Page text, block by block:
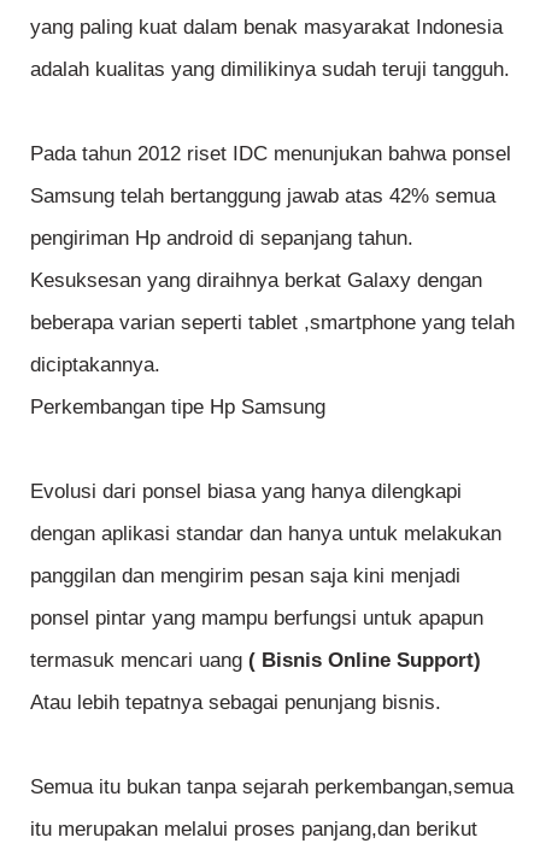
yang paling kuat dalam benak masyarakat Indonesia
adalah kualitas yang dimilikinya sudah teruji tangguh.
Pada tahun 2012 riset IDC menunjukan bahwa ponsel
Samsung telah bertanggung jawab atas 42% semua
pengiriman Hp android di sepanjang tahun.
Kesuksesan yang diraihnya berkat Galaxy dengan
beberapa varian seperti tablet ,smartphone yang telah
diciptakannya.
Perkembangan tipe Hp Samsung
Evolusi dari ponsel biasa yang hanya dilengkapi
dengan aplikasi standar dan hanya untuk melakukan
panggilan dan mengirim pesan saja kini menjadi
ponsel pintar yang mampu berfungsi untuk apapun
termasuk mencari uang ( Bisnis Online Support)
Atau lebih tepatnya sebagai penunjang bisnis.
Semua itu bukan tanpa sejarah perkembangan,semua
itu merupakan melalui proses panjang,dan berikut